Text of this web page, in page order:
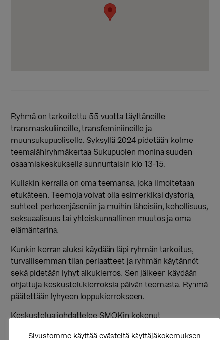
Ryhmä on tarkoitettu 55 vuotta täyttäneille
transmaskuliineille, transfeminiineille ja
muunsukupuoliselle. Syksyllä 2024 pidetään kolme
teemalähiryhmäkertaa Sukupuolen moninaisuuden
osaamiskeskuksella sunnuntaisin klo 13-15.
Kullakin kerralla on oma teemansa, joka ilmoitetaan
etukäteen. Teemoja voivat olla esimerkiksi dysforia,
suhteet perheenjäseniin ja muihin läheisiin, kehollisuus,
seksuaalisuus tai yhteiskunnallinen muutos ja oma
elämäntarina.
Kunkin kerran aluksi käydään läpi ryhmän tarkoitus,
turvallisemman tilan periaatteet ja ryhmän käytännöt
sekä pidetään lyhyt alkukierros. Sen jälkeen käydään
ohjattuja keskustelukierroksia päivän teemasta. Ryhmä
päätettään lyhyeen loppukierrokseen.
Keskustelua johdattelee SMOKin kokenut
Sivustomme käyttää evästeitä käyttäjäkokemuksen